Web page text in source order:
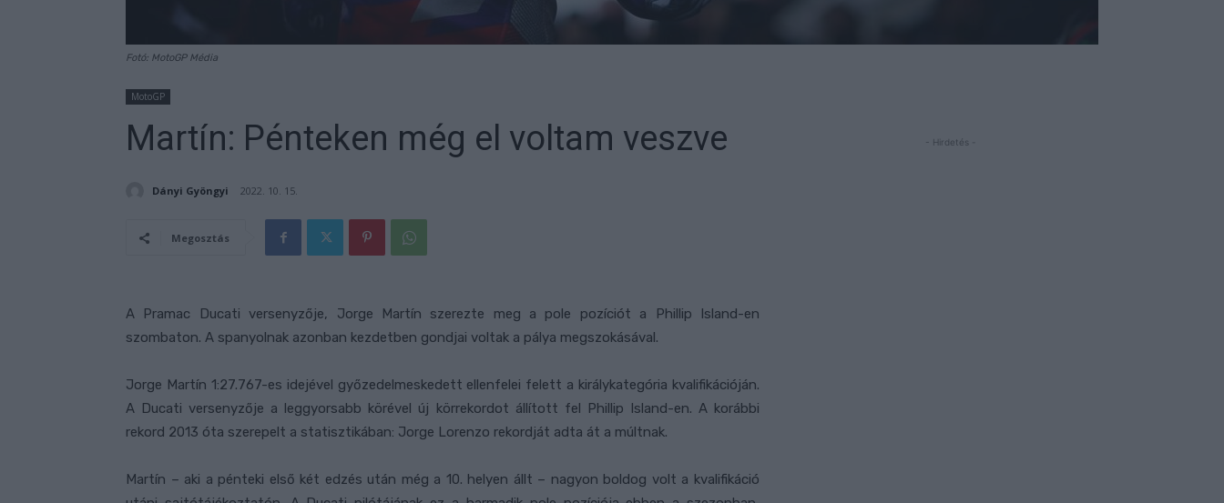
Fotó: MotoGP Média
MotoGP
Martín: Pénteken még el voltam veszve
Dányi Gyöngyi 2022. 10. 15.
Megosztás
A Pramac Ducati versenyzője, Jorge Martín szerezte meg a pole pozíciót a Phillip Island-en
szombaton. A spanyolnak azonban kezdetben gondjai voltak a pálya megszokásával.
Jorge Martín 1:27.767-es idejével győzedelmeskedett ellenfelei felett a királykategória kvalifikációján.
A Ducati versenyzője a leggyorsabb körével új körrekordot állított fel Phillip Island-en. A korábbi
rekord 2013 óta szerepelt a statisztikában: Jorge Lorenzo rekordját adta át a múltnak.
Martín – aki a pénteki első két edzés után még a 10. helyen állt – nagyon boldog volt a kvalifikáció
- Hirdetés -